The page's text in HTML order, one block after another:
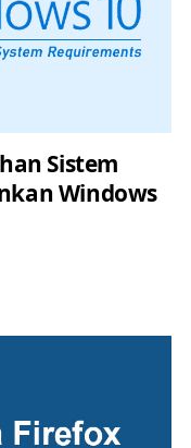
Sistem
Windows